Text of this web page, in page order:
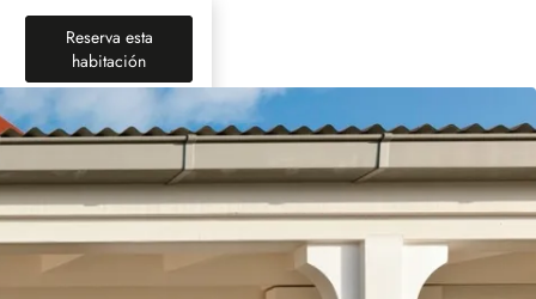
Reserva esta
habitación(nueva pestaña)